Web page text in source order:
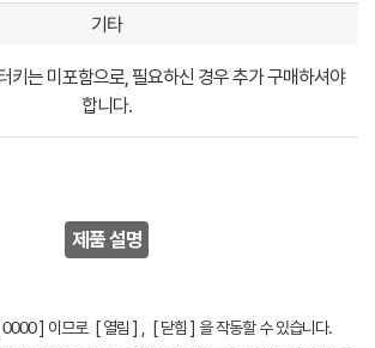
기타
키는 미포함으로, 필요하신 경우 추가 구매하셔야
합니다.
제품 설명
] 이므로 [ 열림 ] , [ 닫힘 ] 을 작동할 수 있습니다.